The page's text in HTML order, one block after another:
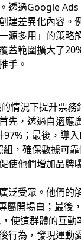
透過Google
差異化內容
多用」的策
蓋範圍擴大了
手。
情況下提升票
，透過自適
；最後，導
，確保數據可靠
使他們增加品牌
受眾。他們
開場白；最後
使這群體的互
為，發現運